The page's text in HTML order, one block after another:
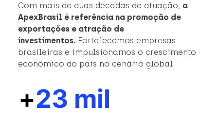
Com mais de duas décadas de atuação, a
ApexBrasil é referência na promoção de
exportações e atração de
investimentos. Fortalecemos empresas
brasileiras e impulsionamos o crescimento
econômico do país no cenário global.
+23 mil